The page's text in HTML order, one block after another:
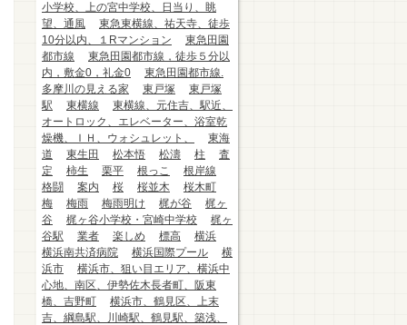
小学校、上の宮中学校、日当り、眺
望、通風
東急東横線、祐天寺、徒歩
10分以内、１Rマンション
東急田園
都市線
東急田園都市線，徒歩５分以
内，敷金0，礼金0
東急田園都市線.
多摩川の見える家
東戸塚
東戸塚
駅
東横線
東横線、元住吉、駅近、
オートロック、エレベーター、浴室乾
燥機、ＩＨ、ウォシュレット、
東海
道
東生田 松本悟 松濤 柱
査
定
柿生 栗平 根っこ
根岸線
格闘
案内 桜 桜並木
桜木町
梅
梅雨 梅雨明け 梶が谷
梶ヶ
谷
梶ヶ谷小学校・宮崎中学校
梶ヶ
谷駅
業者 楽しめ 標高
横浜
横浜南共済病院
横浜国際プール
横
浜市
横浜市、狙い目エリア、横浜中
心地、南区、伊勢佐木長者町、阪東
橋、吉野町
横浜市、鶴見区、上末
吉、綱島駅、川崎駅、鶴見駅、築浅、